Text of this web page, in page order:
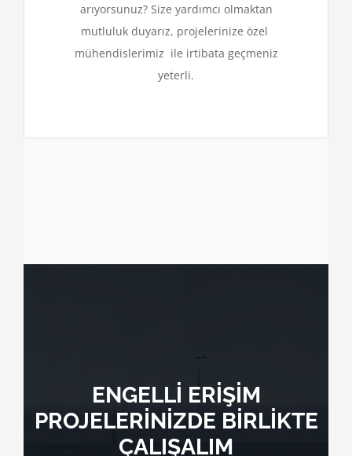
arıyorsunuz? Size yardımcı olmaktan
mutluluk duyarız, projelerinize özel
mühendislerimiz ile irtibata geçmeniz
yeterli.
ENGELLİ ERİŞİM
PROJELERİNİZDE BİRLİKTE
ÇALIŞALIM